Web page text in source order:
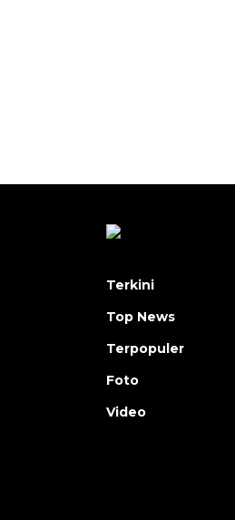
Terkini
Top News
Terpopuler
Foto
Video